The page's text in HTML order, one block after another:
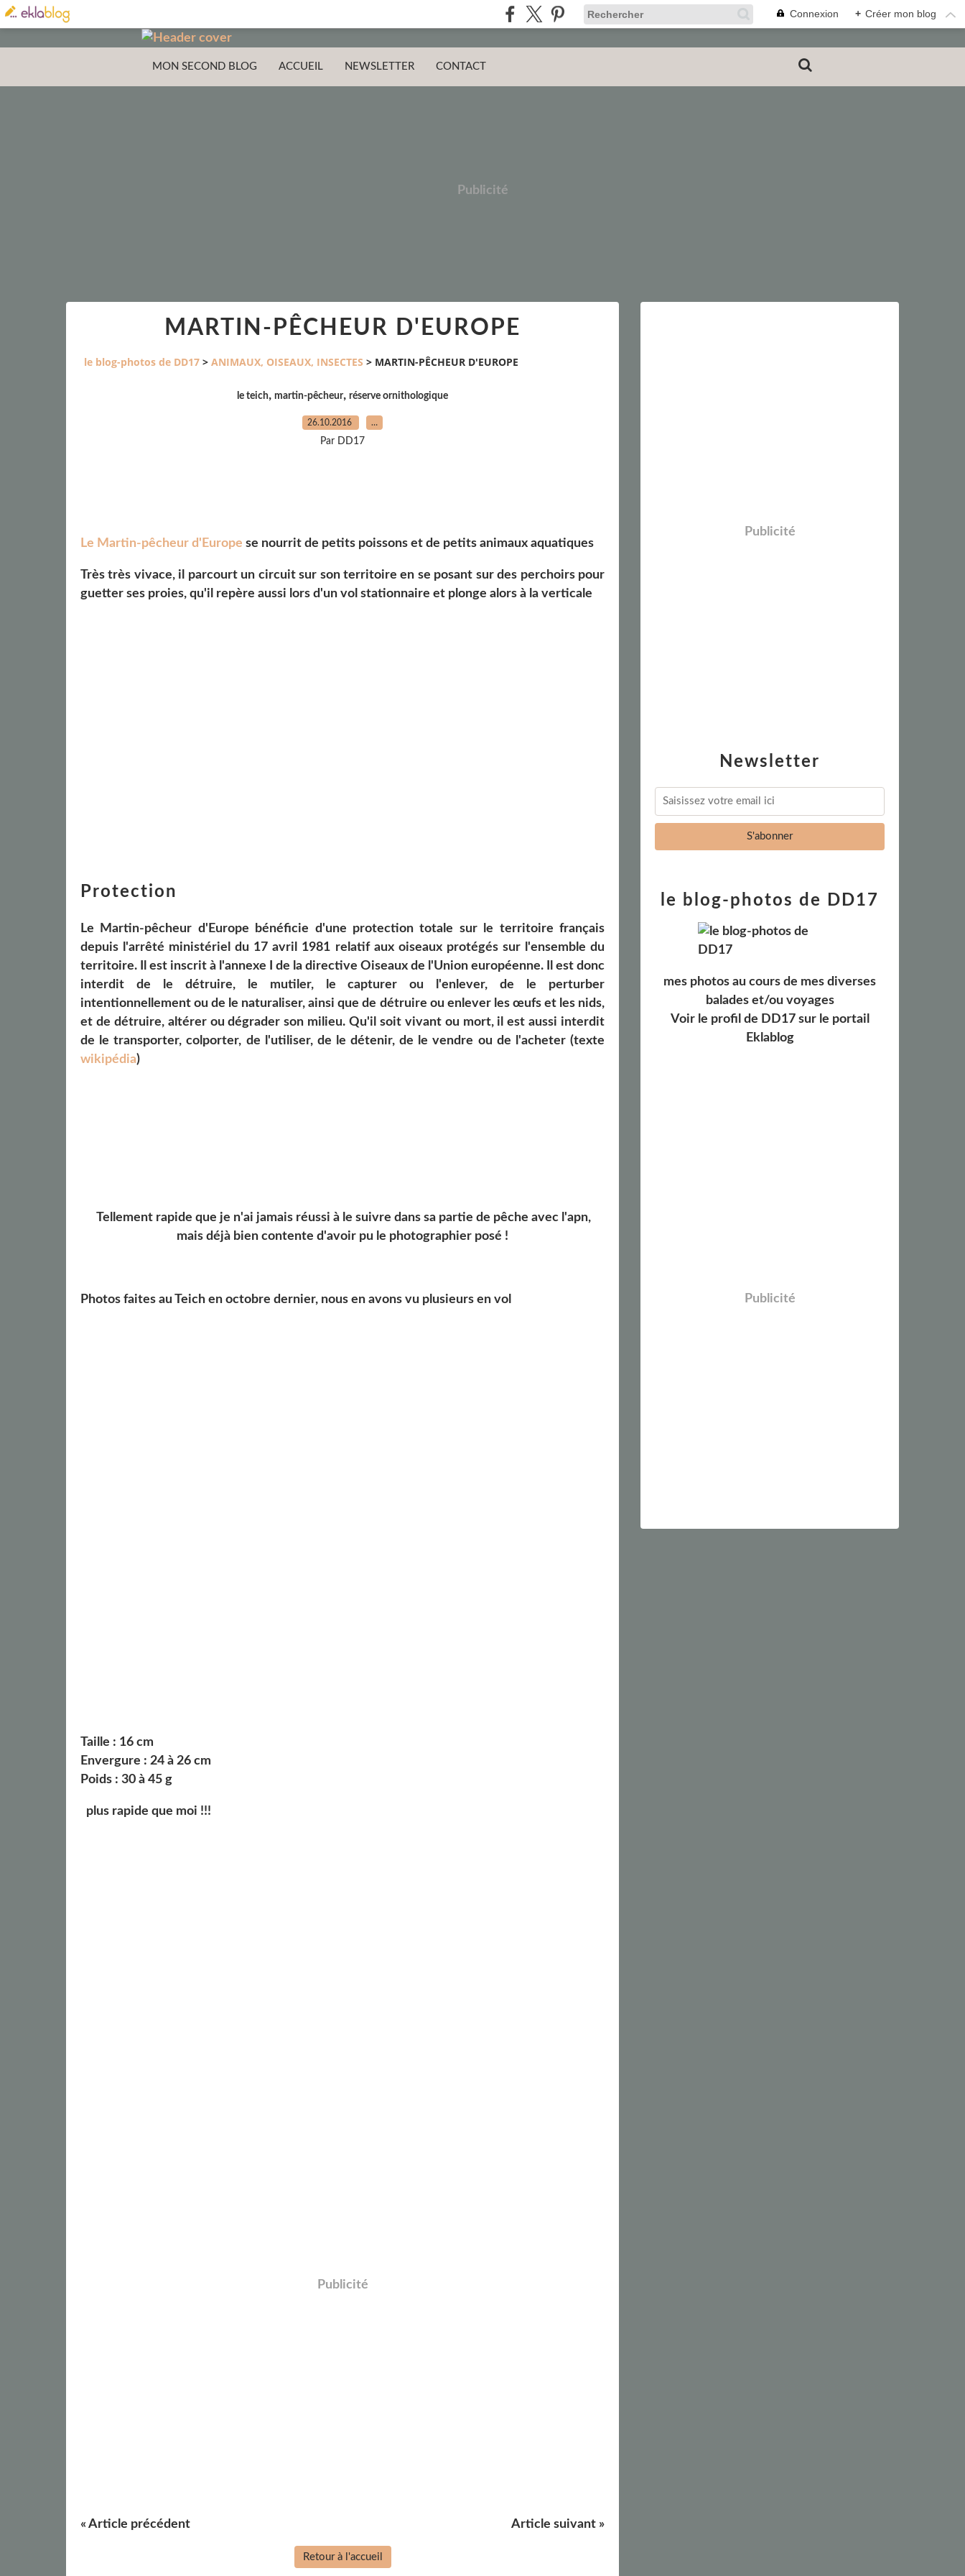
Connexion + Créer mon blog
MON SECOND BLOG ACCUEIL NEWSLETTER CONTACT
Publicité
MARTIN-PÊCHEUR D'EUROPE
le blog-photos de DD17 > ANIMAUX, OISEAUX, INSECTES > MARTIN-PÊCHEUR D'EUROPE
le teich, martin-pêcheur, réserve ornithologique
26.10.2016 …
Par DD17
Le Martin-pêcheur d'Europe se nourrit de petits poissons et de petits animaux aquatiques
Très très vivace, il parcourt un circuit sur son territoire en se posant sur des perchoirs pour
guetter ses proies, qu'il repère aussi lors d'un vol stationnaire et plonge alors à la verticale
Protection
Le Martin-pêcheur d'Europe bénéficie d'une protection totale sur le territoire français
depuis l'arrêté ministériel du 17 avril 1981 relatif aux oiseaux protégés sur l'ensemble du
territoire. Il est inscrit à l'annexe I de la directive Oiseaux de l'Union européenne. Il est donc
interdit de le détruire, le mutiler, le capturer ou l'enlever, de le perturber
intentionnellement ou de le naturaliser, ainsi que de détruire ou enlever les œufs et les nids,
et de détruire, altérer ou dégrader son milieu. Qu'il soit vivant ou mort, il est aussi interdit
de le transporter, colporter, de l'utiliser, de le détenir, de le vendre ou de l'acheter (texte
wikipédia)
Tellement rapide que je n'ai jamais réussi à le suivre dans sa partie de pêche avec l'apn,
mais déjà bien contente d'avoir pu le photographier posé !
Photos faites au Teich en octobre dernier, nous en avons vu plusieurs en vol
Taille : 16 cm
Envergure : 24 à 26 cm
Poids : 30 à 45 g
plus rapide que moi !!!
Publicité
« Article précédent Article suivant »
Retour à l'accueil
Newsletter
Publicité
le blog-photos de DD17
mes photos au cours de mes diverses
balades et/ou voyages
Voir le profil de DD17sur le portail
Eklablog
Publicité